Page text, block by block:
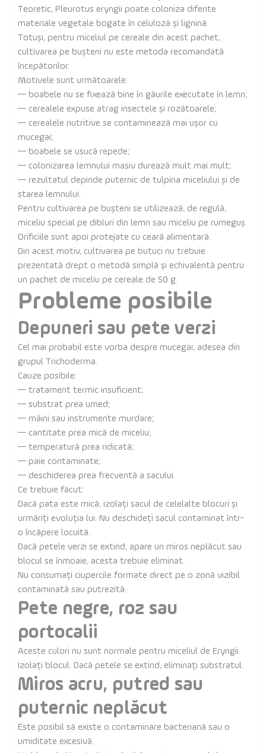
Teoretic, Pleurotus eryngii poate coloniza diferite
materiale vegetale bogate în celuloză și lignină.
Totuși, pentru miceliul pe cereale din acest pachet,
cultivarea pe bușteni nu este metoda recomandată
începătorilor.
Motivele sunt următoarele:
— boabele nu se fixează bine în găurile executate în lemn;
— cerealele expuse atrag insectele și rozătoarele;
— cerealele nutritive se contaminează mai ușor cu
mucegai;
— boabele se usucă repede;
— colonizarea lemnului masiv durează mult mai mult;
— rezultatul depinde puternic de tulpina miceliului și de
starea lemnului.
Pentru cultivarea pe bușteni se utilizează, de regulă,
miceliu special pe dibluri din lemn sau miceliu pe rumeguș.
Orificiile sunt apoi protejate cu ceară alimentară.
Din acest motiv, cultivarea pe butuci nu trebuie
prezentată drept o metodă simplă și echivalentă pentru
un pachet de miceliu pe cereale de 50 g.
Probleme posibile
Depuneri sau pete verzi
Cel mai probabil este vorba despre mucegai, adesea din
grupul Trichoderma.
Cauze posibile:
— tratament termic insuficient;
— substrat prea umed;
— mâini sau instrumente murdare;
— cantitate prea mică de miceliu;
— temperatură prea ridicată;
— paie contaminate;
— deschiderea prea frecventă a sacului.
Ce trebuie făcut:
Dacă pata este mică, izolați sacul de celelalte blocuri și
urmăriți evoluția lui. Nu deschideți sacul contaminat într-
o încăpere locuită.
Dacă petele verzi se extind, apare un miros neplăcut sau
blocul se înmoaie, acesta trebuie eliminat.
Nu consumați ciupercile formate direct pe o zonă vizibil
contaminată sau putrezită.
Pete negre, roz sau
portocalii
Aceste culori nu sunt normale pentru miceliul de Eryngii.
Izolați blocul. Dacă petele se extind, eliminați substratul.
Miros acru, putred sau
puternic neplăcut
Este posibil să existe o contaminare bacteriană sau o
umiditate excesivă.